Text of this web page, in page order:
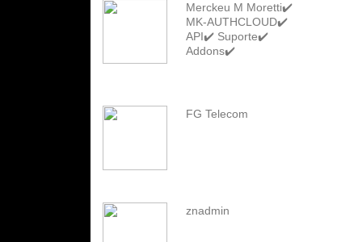
Merckeu M Moretti✔️
MK-AUTHCLOUD✔️
API✔️ Suporte✔️
Addons✔️
FG Telecom
znadmin